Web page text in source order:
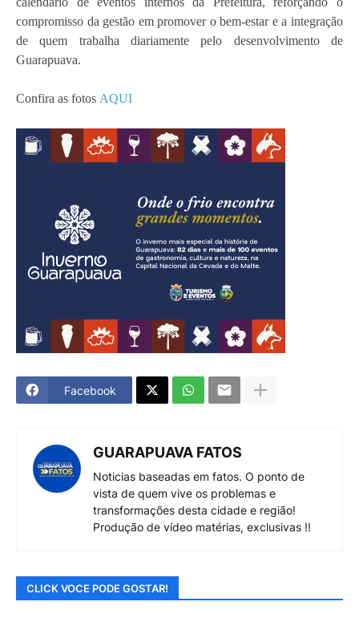
compromisso da gestão em promover o bem-estar e a integração
de quem trabalha diariamente pelo desenvolvimento de
Guarapuava.
Confira as fotos AQUI
Facebook
GUARAPUAVA FATOS
Noticias baseadas em fatos. O ponto de
vista de quem vive os problemas e
transformações desta cidade e região!
Produção de vídeo matérias, exclusivas !!
CLICK VOCE PODE GOSTAR!